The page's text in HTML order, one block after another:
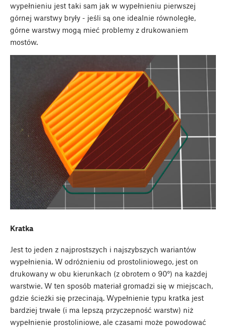
wypełnieniu jest taki sam jak w wypełnieniu pierwszej
górnej warstwy bryły - jeśli są one idealnie równoległe,
górne warstwy mogą mieć problemy z drukowaniem
mostów.
Kratka
Jest to jeden z najprostszych i najszybszych wariantów
wypełnienia. W odróżnieniu od prostoliniowego, jest on
drukowany w obu kierunkach (z obrotem o 90°) na każdej
warstwie. W ten sposób materiał gromadzi się w miejscach,
gdzie ścieżki się przecinają. Wypełnienie typu kratka jest
bardziej trwałe (i ma lepszą przyczepność warstw) niż
wypełnienie prostoliniowe, ale czasami może powodować